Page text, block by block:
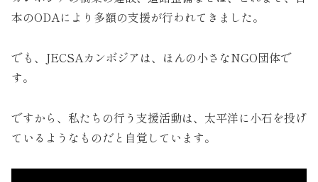
本のODAにより多額の支援が行われてきました。
でも、JECSAカンボジアは、ほんの小さなNGO団体で
す。
ですから、私たちの行う支援活動は、太平洋に小石を投げ
ているようなものだと自覚しています。